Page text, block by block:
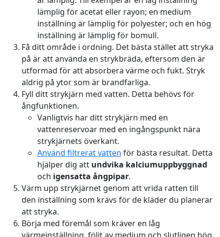
lämplig för acetat eller rayon; en medium
inställning är lämplig för polyester; och en hög
inställning är lämplig för bomull.
Få ditt område i ordning. Det bästa stället att stryka
på är att använda en strykbräda, eftersom den är
utformad för att absorbera värme och fukt. Stryk
aldrig på ytor som är brandfarliga.
Fyll ditt strykjärn med vatten. Detta behövs för
ångfunktionen.
Vanligtvis har ditt strykjärn med en
vattenreservoar med en ingångspunkt nära
strykjärnets överkant.
Använd filtrerat vatten för bästa resultat. Detta
hjälper dig att undvika kalciumuppbyggnad
och igensatta ångpipar.
Värm upp strykjärnet genom att vrida ratten till
den inställning som krävs för de kläder du planerar
att stryka.
Börja med föremål som kräver en låg